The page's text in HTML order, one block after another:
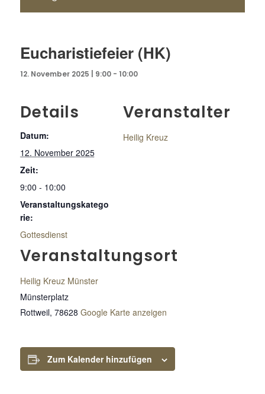
Eucharistiefeier (HK)
12. November 2025 | 9:00- 10:00
Details
Datum:
12. November 2025
Zeit:
9:00 - 10:00
Veranstaltungskatego
rie:
Gottesdienst
Veranstaltungsort
Heilig Kreuz Münster
Münsterplatz
Rottweil, 78628 Google Karte anzeigen
Veranstalter
Heilig Kreuz
Zum Kalender hinzufügen